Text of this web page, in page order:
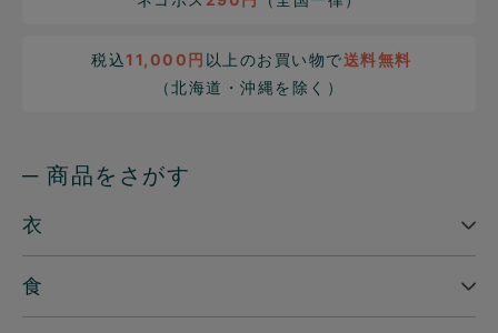
税込11,000円 以上のお買い物で送料無料
（北海道・沖縄を除く）
─ 商品をさがす
衣
食